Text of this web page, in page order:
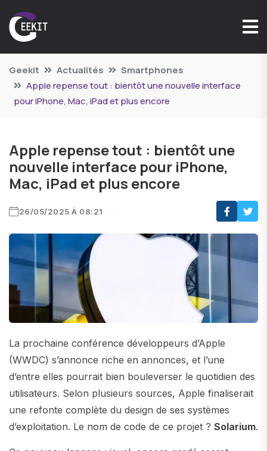
Geekit Actualités
Smartphones
Apple repense tout : bientôt une nouvelle interface
pour iPhone, Mac, iPad et plus encore
Apple repense tout : bientôt une
nouvelle interface pour iPhone,
Mac, iPad et plus encore
26/05/2025 À 08:21
La prochaine conférence développeurs d’Apple
(WWDC) s’annonce riche en annonces, et l’une
d’entre elles pourrait bien bouleverser le quotidien des
utilisateurs. Selon plusieurs sources, Apple finaliserait
une refonte complète du design de ses systèmes
d’exploitation. Le nom de code de ce projet ? Solarium.